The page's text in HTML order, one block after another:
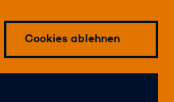
Cookies ablehnen